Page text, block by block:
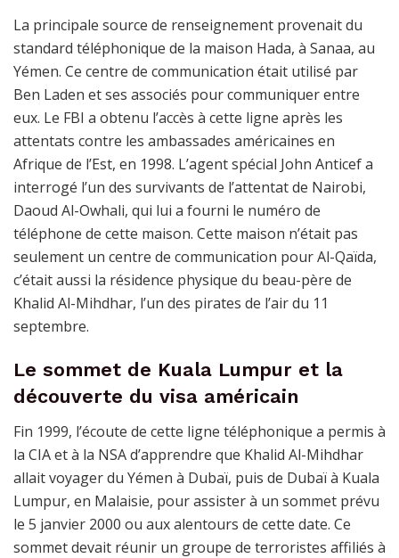
La principale source de renseignement provenait du
standard téléphonique de la maison Hada, à Sanaa, au
Yémen. Ce centre de communication était utilisé par
Ben Laden et ses associés pour communiquer entre
eux. Le FBI a obtenu l’accès à cette ligne après les
attentats contre les ambassades américaines en
Afrique de l’Est, en 1998. L’agent spécial John Anticef a
interrogé l’un des survivants de l’attentat de Nairobi,
Daoud Al-Owhali, qui lui a fourni le numéro de
téléphone de cette maison. Cette maison n’était pas
seulement un centre de communication pour Al-Qaïda,
c’était aussi la résidence physique du beau-père de
Khalid Al-Mihdhar, l’un des pirates de l’air du 11
septembre.
Le sommet de Kuala Lumpur et la
découverte du visa américain
Fin 1999, l’écoute de cette ligne téléphonique a permis à
la CIA et à la NSA d’apprendre que Khalid Al-Mihdhar
allait voyager du Yémen à Dubaï, puis de Dubaï à Kuala
Lumpur, en Malaisie, pour assister à un sommet prévu
le 5 janvier 2000 ou aux alentours de cette date. Ce
sommet devait réunir un groupe de terroristes affiliés à